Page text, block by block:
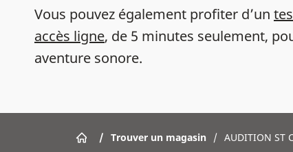
Vous pouvez également profiter d’un
accès ligne, de 5 minutes seulement,
aventure sonore.
/ Trouver un magasin / AUDITION ST